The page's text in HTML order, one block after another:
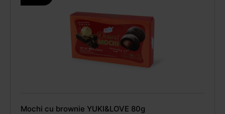
Mochi cu brownie YUKI&LOVE 80g